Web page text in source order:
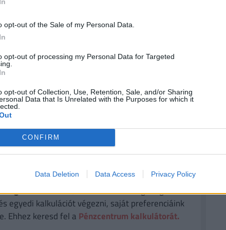
opt-out of the Sale of my Personal Data.
opt-out of processing my Personal Data for Targeted
opt-out of Collection, Use, Retention, Sale, and/or Sharing
Data that Is Unrelated with the Purposes for which it
CONFIRM
Data Deletion Data Access Privacy Policy
nyugdíjkorhatár betöltését követően is
szűnik meg a baleseti rokkantsági
hónapra vonatkozó bruttó keresetének,
nyugdíj összegének kétszeresét,
összegét.
VAN OLCSÓ MEGOLDÁS!
30 000 000 forintot 20 éves futamidőre már
fel lehet venni
ajánlata sem:az UniCredit Banknál 6,78%, az
Banknál 7,02%.Érdemes még megnézni
egyedi kalkulációt végezni, saját preferenciáink
Ehhez keresd fel a Pénzcentrum kalkulátorát.